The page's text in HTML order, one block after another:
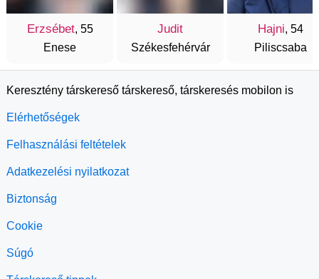
Erzsébet, 55
Enese
Judit
Székesfehérvár
Hajni, 54
Piliscsaba
Keresztény társkereső társkereső, társkeresés mobilon is
Elérhetőségek
Felhasználási feltételek
Adatkezelési nyilatkozat
Biztonság
Cookie
Súgó